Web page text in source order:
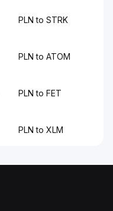
PLN to STRK
PLN to ATOM
PLN to FET
PLN to XLM